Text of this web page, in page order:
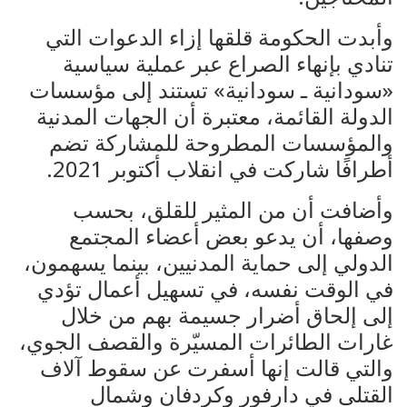
وأبدت الحكومة قلقها إزاء الدعوات التي
تنادي بإنهاء الصراع عبر عملية سياسية
«سودانية ـ سودانية» تستند إلى مؤسسات
الدولة القائمة، معتبرة أن الجهات المدنية
والمؤسسات المطروحة للمشاركة تضم
أطرافًا شاركت في انقلاب أكتوبر 2021.
وأضافت أن من المثير للقلق، بحسب
وصفها، أن يدعو بعض أعضاء المجتمع
الدولي إلى حماية المدنيين، بينما يسهمون،
في الوقت نفسه، في تسهيل أعمال تؤدي
إلى إلحاق أضرار جسيمة بهم من خلال
غارات الطائرات المسيّرة والقصف الجوي،
والتي قالت إنها أسفرت عن سقوط آلاف
القتلى في دارفور وكردفان وشمال